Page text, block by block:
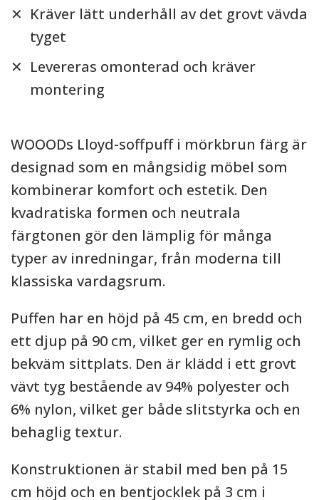
WOOODs Lloyd-soffpuff i mörkbrun färg är
designad som en mångsidig möbel som
kombinerar komfort och estetik. Den
kvadratiska formen och neutrala
färgtonen gör den lämplig för många
typer av inredningar, från moderna till
klassiska vardagsrum.
Puffen har en höjd på 45 cm, en bredd och
ett djup på 90 cm, vilket ger en rymlig och
bekväm sittplats. Den är klädd i ett grovt
vävt tyg bestående av 94% polyester och
6% nylon, vilket ger både slitstyrka och en
behaglig textur.
Konstruktionen är stabil med ben på 15
cm höjd och en bentjocklek på 3 cm i
Kräver lätt underhåll av det grovt vävda
tyget
Levereras omonterad och kräver
montering